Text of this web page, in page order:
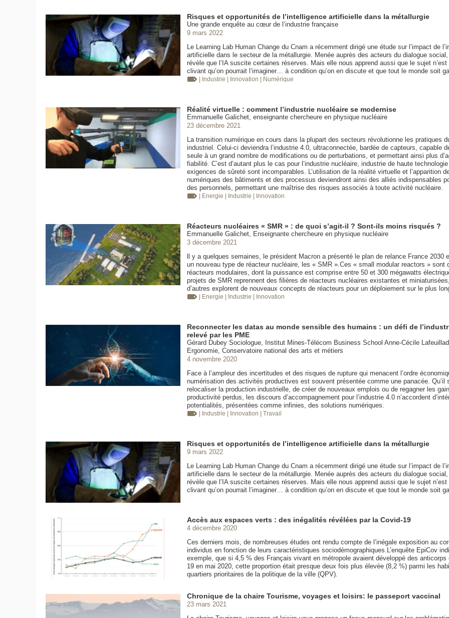
Risques et opportunités de l’intelligence artificielle dans la métallurgie
Une grande enquête au cœur de l’industrie française
9 mars 2022
Le Learning Lab Human Change du Cnam a récemment dirigé une étude sur l’impact de
artificielle dans le secteur de la métallurgie. Menée auprès des acteurs du dialogue social,
révèle que l’IA suscite certaines réserves. Mais elle nous apprend aussi que le sujet
clivant qu’on pourrait l’imaginer… à condition qu’on en discute et que tout le monde soit
| Industrie | Innovation | Numérique
Réalité virtuelle : comment l’industrie nucléaire se modernise
Emmanuelle Galichet, enseignante chercheure en physique nucléaire
23 décembre 2021
La transition numérique en cours dans la plupart des secteurs révolutionne les pratiques
industriel. Celui-ci deviendra l’industrie 4.0, ultraconnectée, bardée de capteurs, capable
seule à un grand nombre de modifications ou de perturbations, et permettant ainsi plus
fiabilité. C’est d’autant plus le cas pour l’industrie nucléaire, industrie de haute
exigences de sûreté sont incomparables. L’utilisation de la réalité virtuelle et l’apparition
numériques des bâtiments et des processus deviendront ainsi des alliés indispensables
des personnels, permettant une maîtrise des risques associés à toute activité nucléaire.
| Energie | Industrie | Innovation
Réacteurs nucléaires « SMR » : de quoi s’agit-il ? Sont-ils moins risqués ?
Emmanuelle Galichet, Enseignante chercheure en physique nucléaire
3 décembre 2021
ll y a quelques semaines, le président Macron a présenté le plan de relance France 2030
un nouveau type de réacteur nucléaire, les « SMR ».Ces « small modular reactors » sont
réacteurs modulaires, dont la puissance est comprise entre 50 et 300 mégawatts
projets de SMR reprennent des filières de réacteurs nucléaires existantes et
d’autres explorent de nouveaux concepts de réacteurs pour un déploiement sur le plus
| Energie | Industrie | Innovation
Reconnecter les datas au monde sensible des humains : un défi de
relevé par les PME
Gérard Dubey Sociologue, Institut Mines-Télécom Business School Anne-Cécile
Ergonomie, Conservatoire national des arts et métiers
4 novembre 2020
Face à l’ampleur des incertitudes et des risques de rupture qui menacent l’ordre
numérisation des activités productives est souvent présentée comme une panacée. Qu’il
relocaliser la production industrielle, de créer de nouveaux emplois ou de regagner les
productivité perdus, les discours d’accompagnement pour l’industrie 4.0 n’accordent
potentialités, présentées comme infinies, des solutions numériques.
| Industrie | Innovation | Travail
Risques et opportunités de l’intelligence artificielle dans la métallurgie
9 mars 2022
Le Learning Lab Human Change du Cnam a récemment dirigé une étude sur l’impact de
artificielle dans le secteur de la métallurgie. Menée auprès des acteurs du dialogue social,
révèle que l’IA suscite certaines réserves. Mais elle nous apprend aussi que le sujet
clivant qu’on pourrait l’imaginer… à condition qu’on en discute et que tout le monde soit
Accès aux espaces verts : des inégalités révélées par la Covid-19
4 décembre 2020
Ces derniers mois, de nombreuses études ont rendu compte de l’inégale exposition au
individus en fonction de leurs caractéristiques sociodémographiques.L’enquête EpiCov
exemple, que si 4,5 % des Français vivant en métropole avaient développé des anticorps
19 en mai 2020, cette proportion était presque deux fois plus élevée (8,2 %) parmi les
quartiers prioritaires de la politique de la ville (QPV).
Chronique de la chaire Tourisme, voyages et loisirs: le passeport vaccinal
23 mars 2021